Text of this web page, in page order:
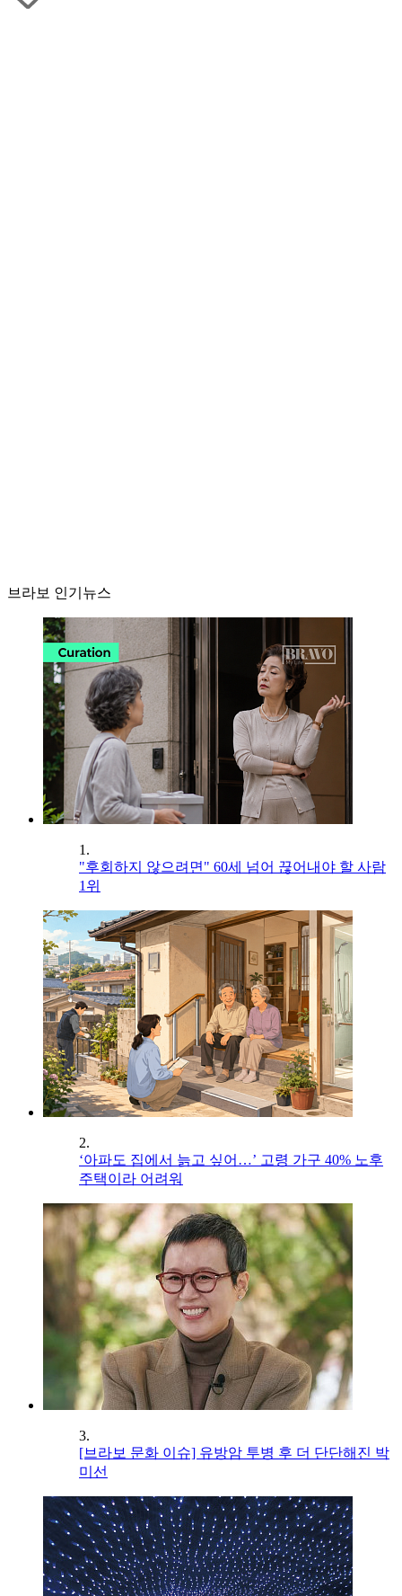
브라보 인기뉴스
1.
"후회하지 않으려면" 60세 넘어 끊어내야 할 사람
1위
2.
‘아파도 집에서 늙고 싶어…’ 고령 가구 40% 노후
주택이라 어려워
3.
[브라보 문화 이슈] 유방암 투병 후 더 단단해진 박
미선